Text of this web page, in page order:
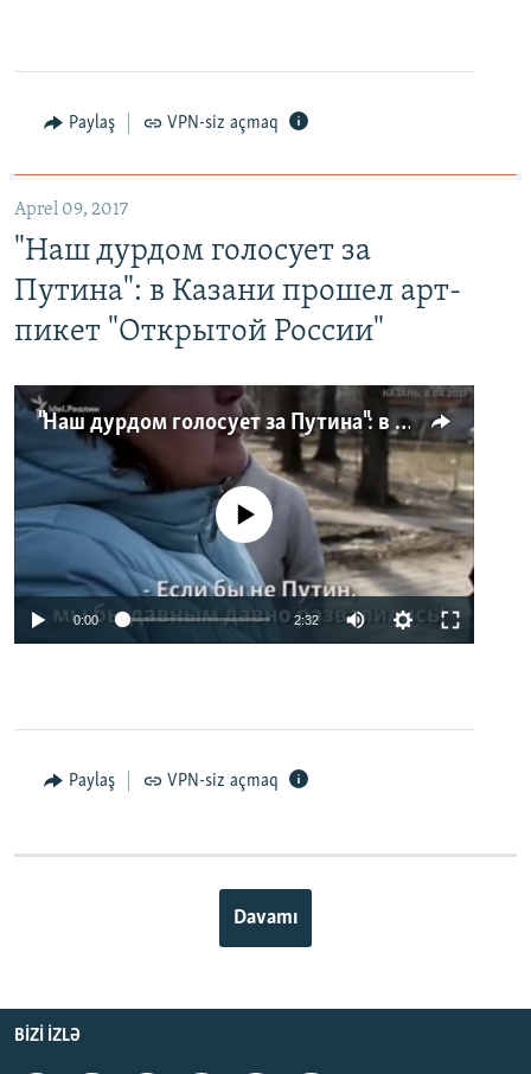
Paylaş VPN-siz açmaq
Aprel 09, 2017
"Наш дурдом голосует за
Путина": в Казани прошел арт-
пикет "Открытой России"
"Наш дурдом голосует за Путина": в Казани прошел арт-пикет "Открытой России"
No media source currently available
0:00 2:32
Paylaş VPN-siz açmaq
Davamı
BIZI IZLƏ